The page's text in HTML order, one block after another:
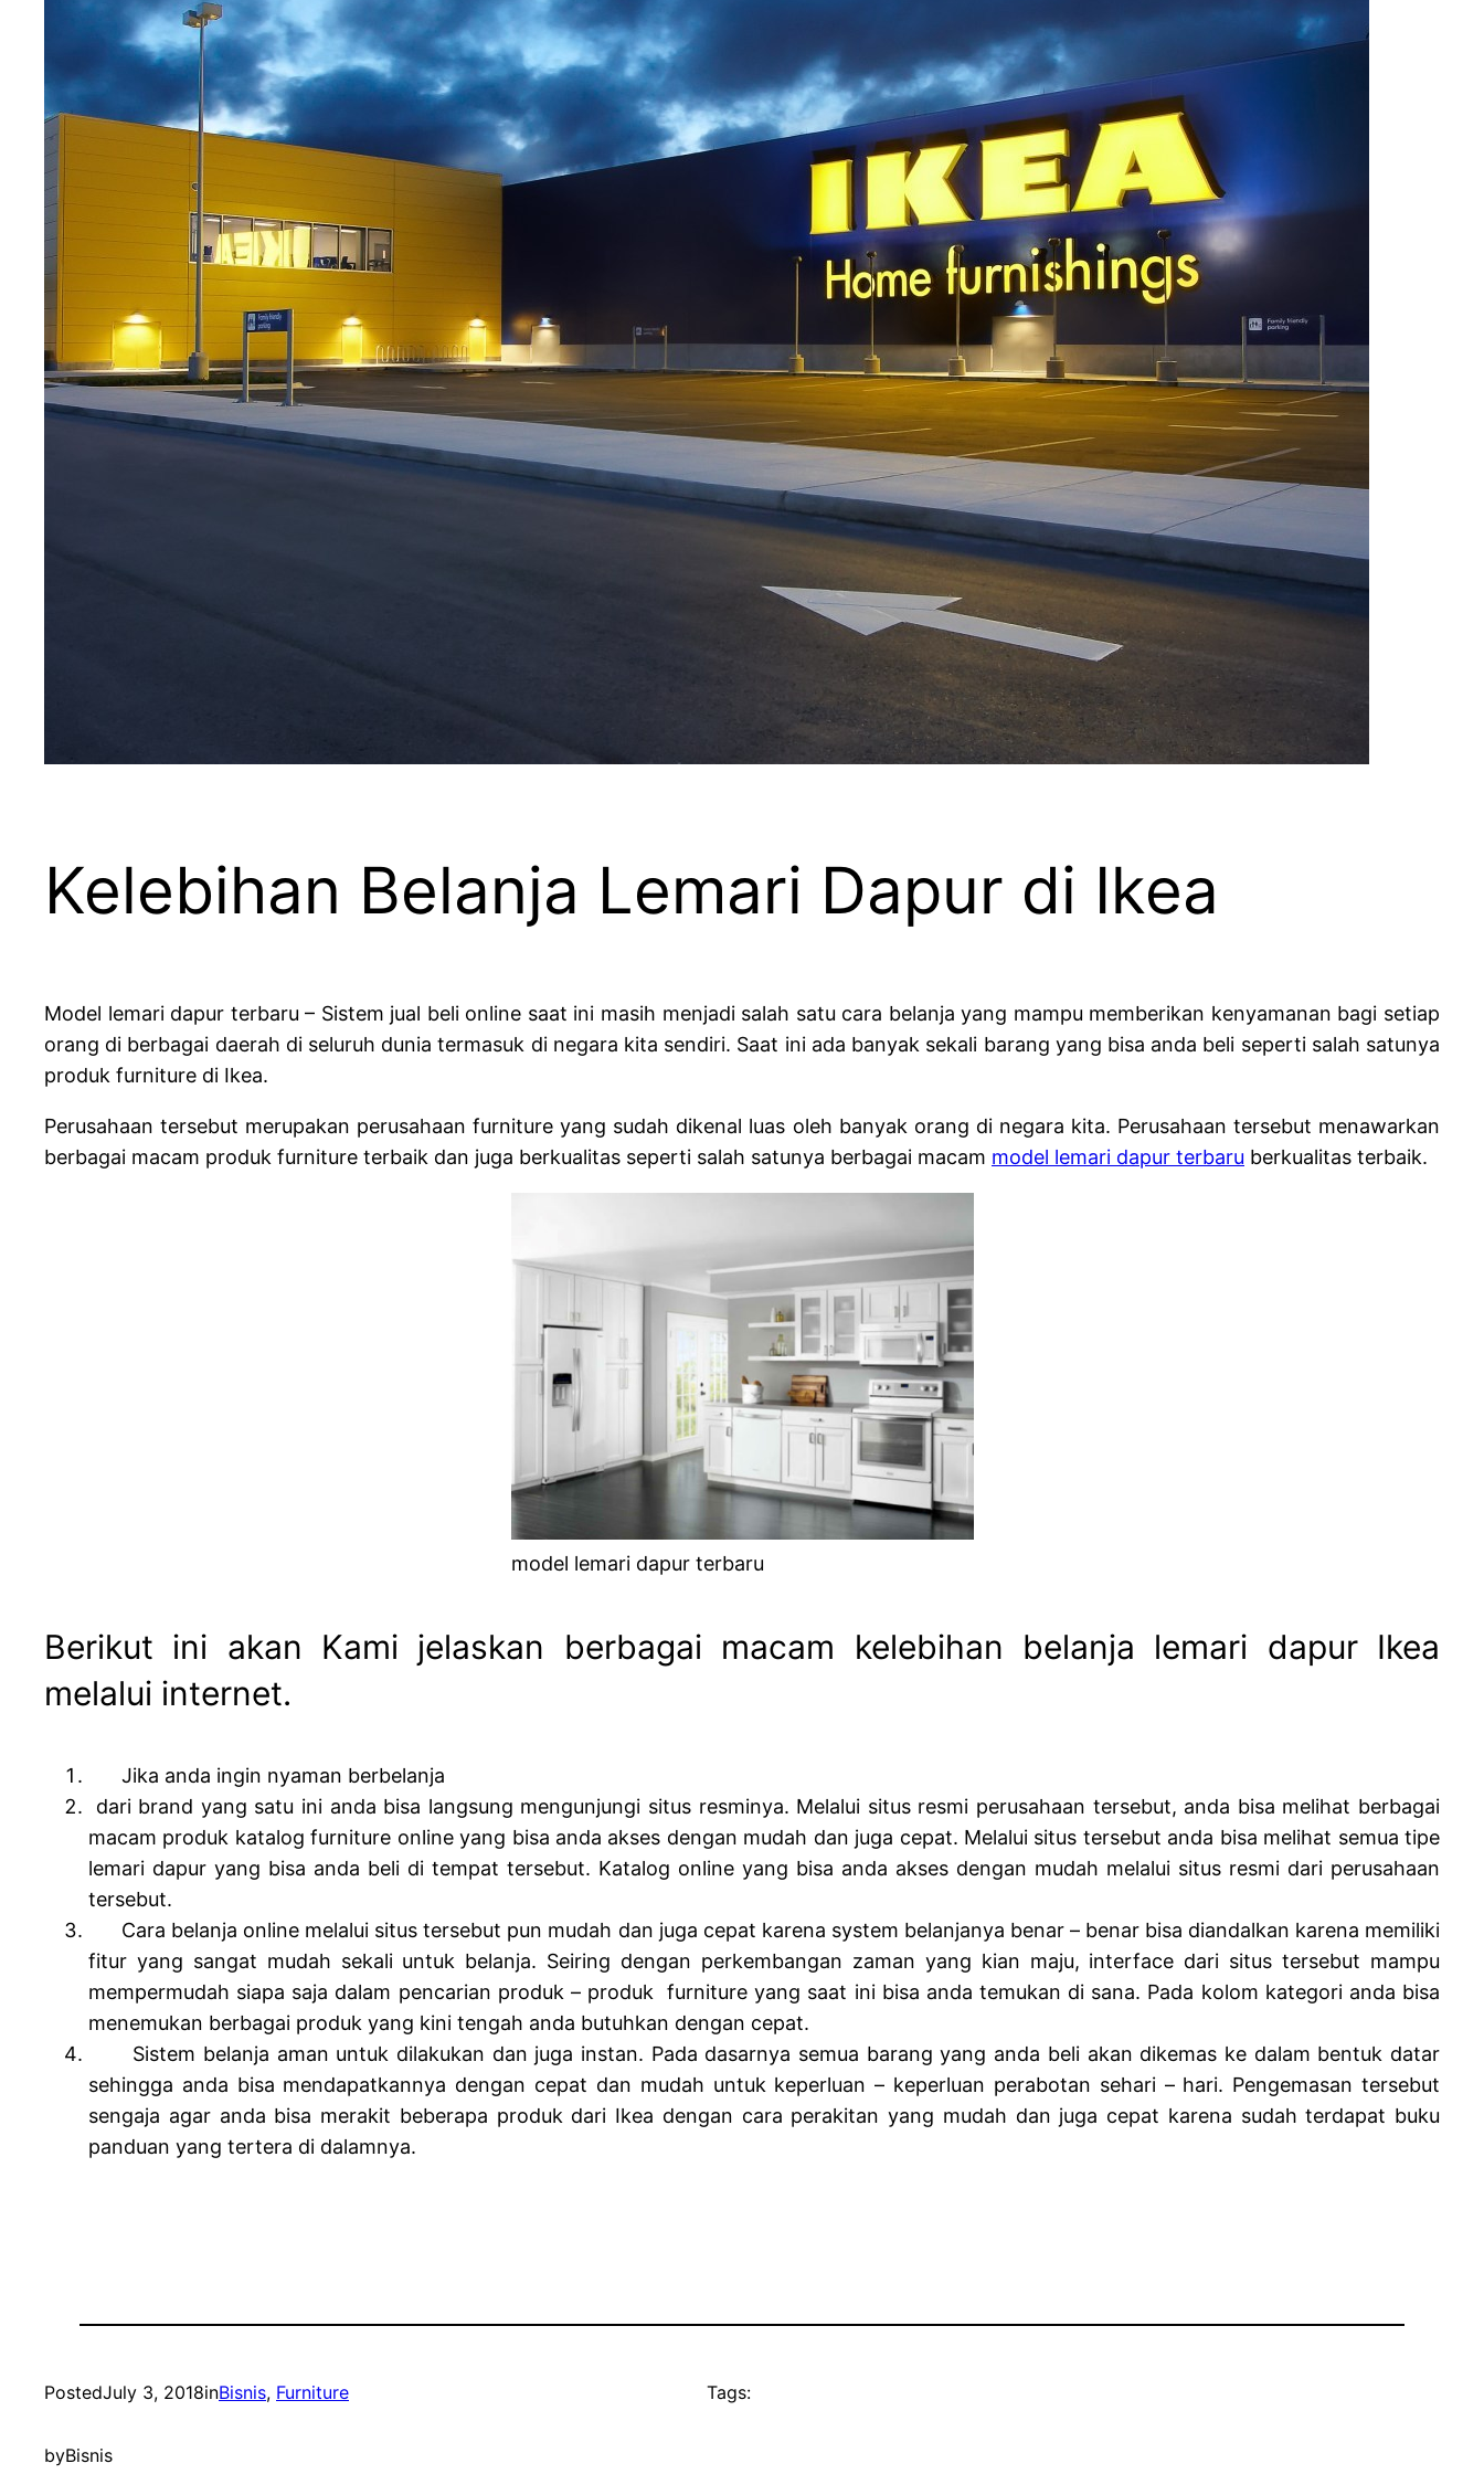
Kelebihan Belanja Lemari Dapur di Ikea
Model lemari dapur terbaru – Sistem jual beli online saat ini masih menjadi salah satu cara belanja yang mampu memberikan kenyamanan bagi setiap
orang di berbagai daerah di seluruh dunia termasuk di negara kita sendiri. Saat ini ada banyak sekali barang yang bisa anda beli seperti salah satunya
produk furniture di Ikea.
Perusahaan tersebut merupakan perusahaan furniture yang sudah dikenal luas oleh banyak orang di negara kita. Perusahaan tersebut menawarkan
berbagai macam produk furniture terbaik dan juga berkualitas seperti salah satunya berbagai macam model lemari dapur terbaru berkualitas terbaik.
model lemari dapur terbaru
Berikut ini akan Kami jelaskan berbagai macam kelebihan belanja lemari dapur Ikea
melalui internet.
Jika anda ingin nyaman berbelanja
dari brand yang satu ini anda bisa langsung mengunjungi situs resminya. Melalui situs resmi perusahaan tersebut, anda bisa melihat berbagai
macam produk katalog furniture online yang bisa anda akses dengan mudah dan juga cepat. Melalui situs tersebut anda bisa melihat semua tipe
lemari dapur yang bisa anda beli di tempat tersebut. Katalog online yang bisa anda akses dengan mudah melalui situs resmi dari perusahaan
tersebut.
Cara belanja online melalui situs tersebut pun mudah dan juga cepat karena system belanjanya benar – benar bisa diandalkan karena memiliki
fitur yang sangat mudah sekali untuk belanja. Seiring dengan perkembangan zaman yang kian maju, interface dari situs tersebut mampu
mempermudah siapa saja dalam pencarian produk – produk furniture yang saat ini bisa anda temukan di sana. Pada kolom kategori anda bisa
menemukan berbagai produk yang kini tengah anda butuhkan dengan cepat.
Sistem belanja aman untuk dilakukan dan juga instan. Pada dasarnya semua barang yang anda beli akan dikemas ke dalam bentuk datar
sehingga anda bisa mendapatkannya dengan cepat dan mudah untuk keperluan – keperluan perabotan sehari – hari. Pengemasan tersebut
sengaja agar anda bisa merakit beberapa produk dari Ikea dengan cara perakitan yang mudah dan juga cepat karena sudah terdapat buku
panduan yang tertera di dalamnya.
PostedJuly 3, 2018inBisnis, Furniture
byBisnis
Tags: